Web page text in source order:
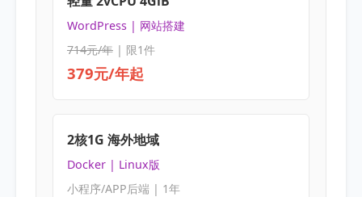
WordPress | 网站搭建
714元/年| 限1件
379元/年起
2核1G 海外地域
Docker | Linux版
小程序/APP后端 | 1年